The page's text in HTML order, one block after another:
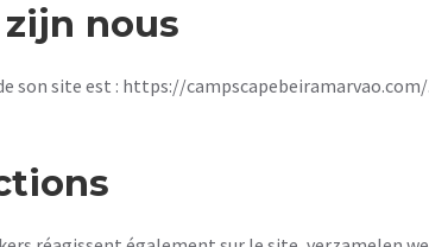
nous
son site est : https://campscapebeiramarvao.com/.